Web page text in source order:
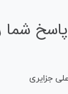
شما
علی جزایری